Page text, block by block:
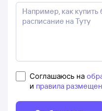
Соглашаюсь на
и правила